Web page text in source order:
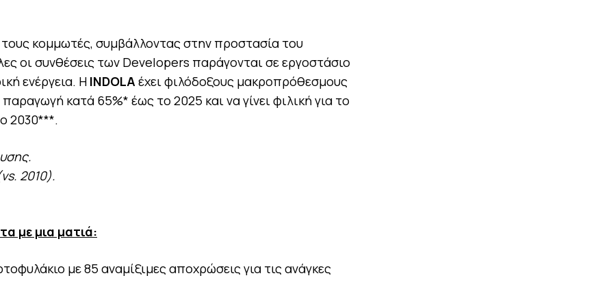
κομμωτές, συμβάλλοντας στην προστασία του
οι συνθέσεις των Developers παράγονται σε εργοστάσιο
ενέργεια. Η INDOLAέχει φιλόδοξους μακροπρόθεσμους
κατά 65%* έως το 2025 και να γίνει φιλική για το
2030***.
2010).
με μια ματιά:
με 85 αναμίξιμες αποχρώσεις για τις ανάγκες